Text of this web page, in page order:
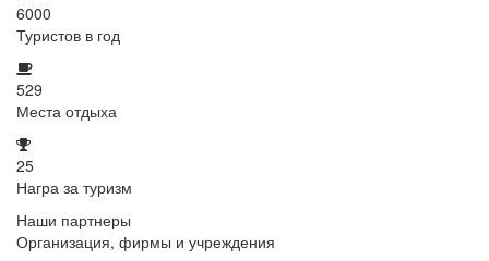
6000
Туристов в год
529
Места отдыха
25
Награ за туризм
Наши партнеры
Организация, фирмы и учреждения